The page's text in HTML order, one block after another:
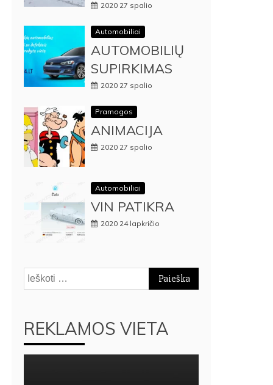
2020 27 spalio
Automobiliai
AUTOMOBILIŲ
SUPIRKIMAS
2020 27 spalio
Pramogos
ANIMACIJA
2020 27 spalio
Automobiliai
VIN PATIKRA
2020 24 lapkričio
Ieškoti:
REKLAMOS VIETA